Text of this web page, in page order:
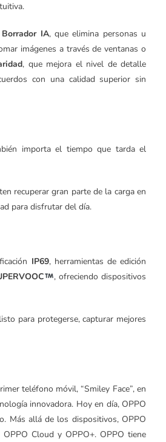
Borrador IA, que elimina personas u
imágenes a través de ventanas o
, que mejora el nivel de detalle
con una calidad superior sin
importa el tiempo que tarda el
recuperar gran parte de la carga en
para disfrutar del día.
IP69, herramientas de edición
, ofreciendo dispositivos
para protegerse, capturar mejores
teléfono móvil, “Smiley Face”, en
innovadora. Hoy en día, OPPO
Más allá de los dispositivos, OPPO
Cloud y OPPO+. OPPO tiene